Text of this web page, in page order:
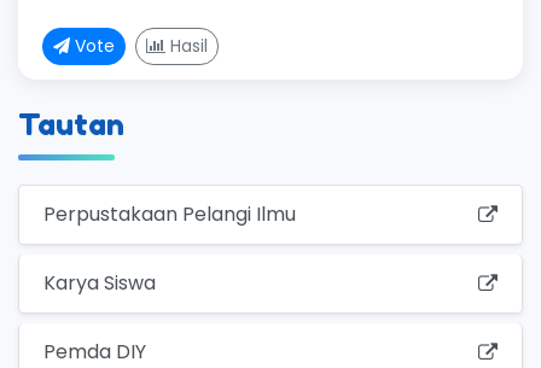
Vote Hasil
Tautan
Perpustakaan Pelangi Ilmu
Karya Siswa
Pemda DIY